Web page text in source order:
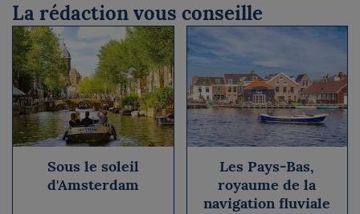
La rédaction vous conseille
Sous le soleil
d'Amsterdam
Les Pays-Bas,
royaume de la
navigation fluviale